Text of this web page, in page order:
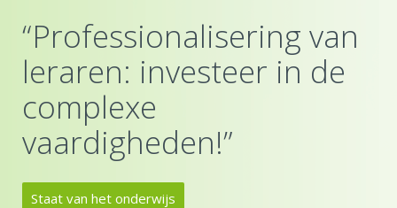
“Professionalisering van
leraren: investeer in de
complexe
vaardigheden!”
Staat van het onderwijs